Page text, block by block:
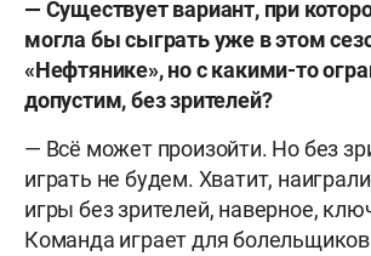
— Существует вариант, при
могла бы сыграть уже в этом
«Нефтянике», но с какими-то
допустим, без зрителей?
— Всё может произойти. Но без
играть не будем. Хватит,
игры без зрителей, наверное,
Команда играет для